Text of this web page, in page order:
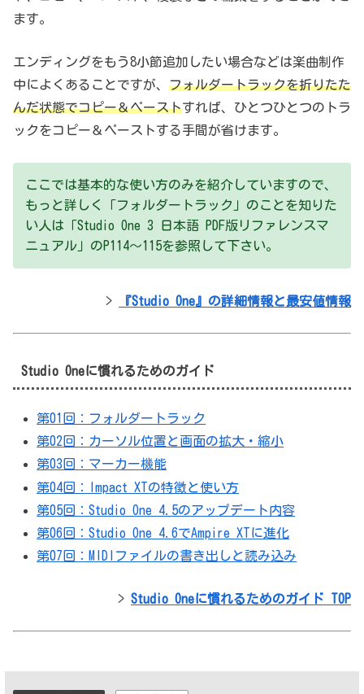
ます。
エンディングをもう8小節追加したい場合などは楽曲制作
中によくあることですが、 フォルダートラックを折りたた
んだ状態でコピー＆ペーストすれば、ひとつひとつのトラ
ックをコピー＆ペーストする手間が省けます。
ここでは基本的な使い方のみを紹介していますので、
もっと詳しく「フォルダートラック」のことを知りた
い人は「Studio One 3 日本語 PDF版リファレンスマ
ニュアル」のP114〜115を参照して下さい。
> 『Studio One』の詳細情報と最安値情報
Studio Oneに慣れるためのガイド
第01回：フォルダートラック
第02回：カーソル位置と画面の拡大・縮小
第03回：マーカー機能
第04回：Impact XTの特徴と使い方
第05回：Studio One 4.5のアップデート内容
第06回：Studio One 4.6でAmpire XTに進化
第07回：MIDIファイルの書き出しと読み込み
> Studio Oneに慣れるためのガイド TOP